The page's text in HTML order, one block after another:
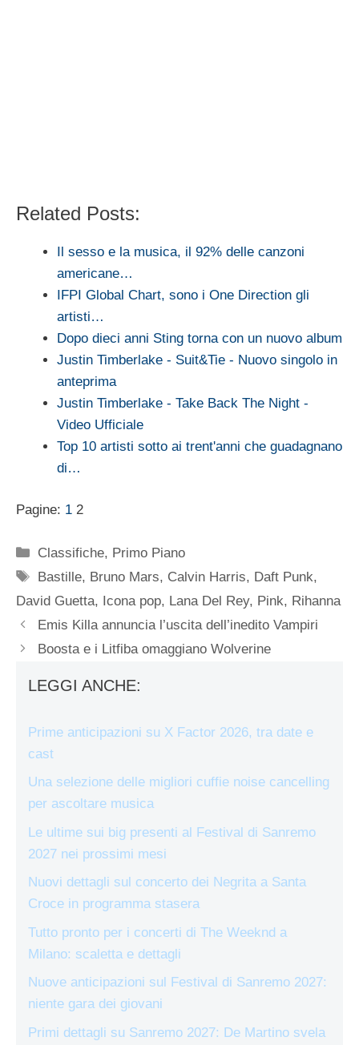
Related Posts:
Il sesso e la musica, il 92% delle canzoni
americane…
IFPI Global Chart, sono i One Direction gli
artisti…
Dopo dieci anni Sting torna con un nuovo album
Justin Timberlake - Suit&Tie - Nuovo singolo in
anteprima
Justin Timberlake - Take Back The Night -
Video Ufficiale
Top 10 artisti sotto ai trent'anni che guadagnano
di…
Pagine: 1 2
Categorie
Classifiche, Primo Piano
Tag
Bastille, Bruno Mars, Calvin Harris, Daft Punk,
David Guetta, Icona pop, Lana Del Rey, Pink, Rihanna
Emis Killa annuncia l’uscita dell’inedito Vampiri
Boosta e i Litfiba omaggiano Wolverine
LEGGI ANCHE:
Prime anticipazioni su X Factor 2026, tra date e
cast
Una selezione delle migliori cuffie noise cancelling
per ascoltare musica
Le ultime sui big presenti al Festival di Sanremo
2027 nei prossimi mesi
Nuovi dettagli sul concerto dei Negrita a Santa
Croce in programma stasera
Tutto pronto per i concerti di The Weeknd a
Milano: scaletta e dettagli
Nuove anticipazioni sul Festival di Sanremo 2027:
niente gara dei giovani
Primi dettagli su Sanremo 2027: De Martino svela